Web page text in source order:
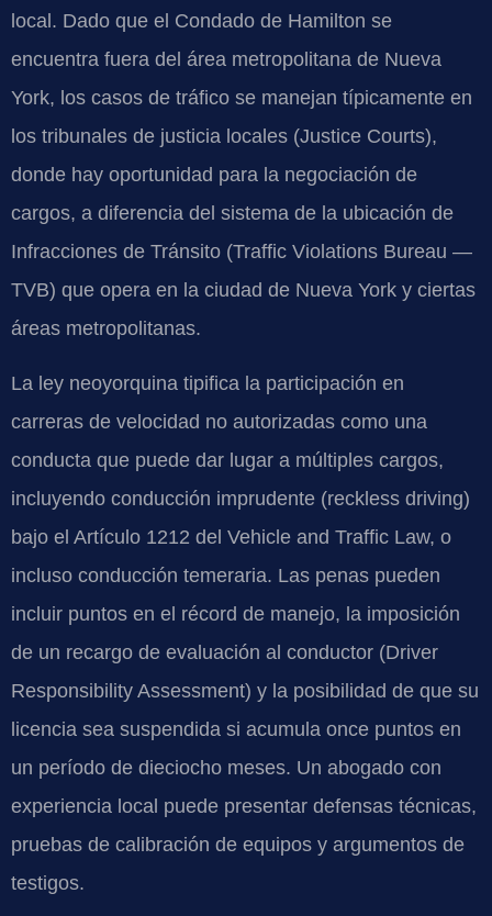
local. Dado que el Condado de Hamilton se
encuentra fuera del área metropolitana de Nueva
York, los casos de tráfico se manejan típicamente en
los tribunales de justicia locales (Justice Courts),
donde hay oportunidad para la negociación de
cargos, a diferencia del sistema de la ubicación de
Infracciones de Tránsito (Traffic Violations Bureau —
TVB) que opera en la ciudad de Nueva York y ciertas
áreas metropolitanas.
La ley neoyorquina tipifica la participación en
carreras de velocidad no autorizadas como una
conducta que puede dar lugar a múltiples cargos,
incluyendo conducción imprudente (reckless driving)
bajo el Artículo 1212 del Vehicle and Traffic Law, o
incluso conducción temeraria. Las penas pueden
incluir puntos en el récord de manejo, la imposición
de un recargo de evaluación al conductor (Driver
Responsibility Assessment) y la posibilidad de que su
licencia sea suspendida si acumula once puntos en
un período de dieciocho meses. Un abogado con
experiencia local puede presentar defensas técnicas,
pruebas de calibración de equipos y argumentos de
testigos.